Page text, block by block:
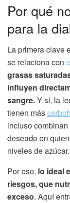
Por qué
para la
La primera clave
se relaciona con
grasas
influyen
sangre.Y sí, la
tienen más
incluso
deseado en
niveles de azúcar.
Por eso, lo ideal
riesgos, que
exceso. Aquí